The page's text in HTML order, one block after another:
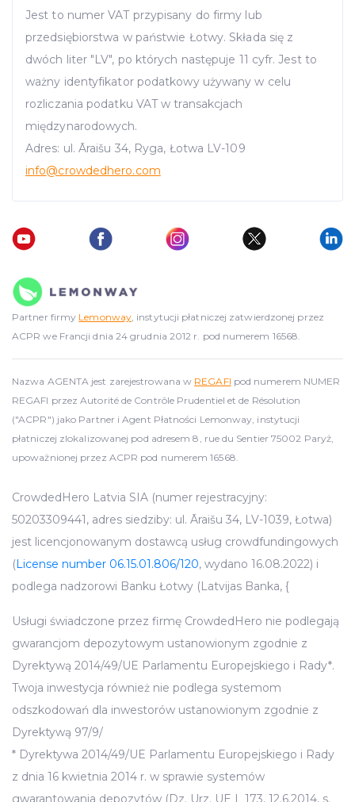
Jest to numer VAT przypisany do firmy lub
przedsiębiorstwa w państwie Łotwy. Składa się z
dwóch liter "LV", po których następuje 11 cyfr. Jest to
ważny identyfikator podatkowy używany w celu
rozliczania podatku VAT w transakcjach
międzynarodowych.
Adres: ul. Āraišu 34, Ryga, Łotwa LV-109
info@crowdedhero.com
Partner firmy Lemonway, instytucji płatniczej zatwierdzonej przez
ACPR we Francji dnia 24 grudnia 2012 r. pod numerem 16568.
Nazwa AGENTA jest zarejestrowana w REGAFI pod numerem NUMER
REGAFI przez Autorité de Contrôle Prudentiel et de Résolution
("ACPR") jako Partner i Agent Płatności Lemonway, instytucji
płatniczej zlokalizowanej pod adresem 8, rue du Sentier 75002 Paryż,
upoważnionej przez ACPR pod numerem 16568.
CrowdedHero Latvia SIA (numer rejestracyjny:
50203309441, adres siedziby: ul. Āraišu 34, LV-1039, Łotwa)
jest licencjonowanym dostawcą usług crowdfundingowych
(License number 06.15.01.806/120, wydano 16.08.2022) i
podlega nadzorowi Banku Łotwy (Latvijas Banka, {
Usługi świadczone przez firmę CrowdedHero nie podlegają
gwarancjom depozytowym ustanowionym zgodnie z
Dyrektywą 2014/49/UE Parlamentu Europejskiego i Rady*.
Twoja inwestycja również nie podlega systemom
odszkodowań dla inwestorów ustanowionym zgodnie z
Dyrektywą 97/9/
* Dyrektywa 2014/49/UE Parlamentu Europejskiego i Rady
z dnia 16 kwietnia 2014 r. w sprawie systemów
gwarantowania depozytów (Dz. Urz. UE L 173, 12.6.2014, s.